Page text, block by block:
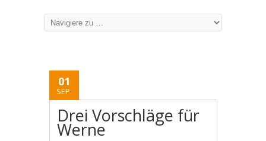
01
SEP.
Drei Vorschläge für
Werne